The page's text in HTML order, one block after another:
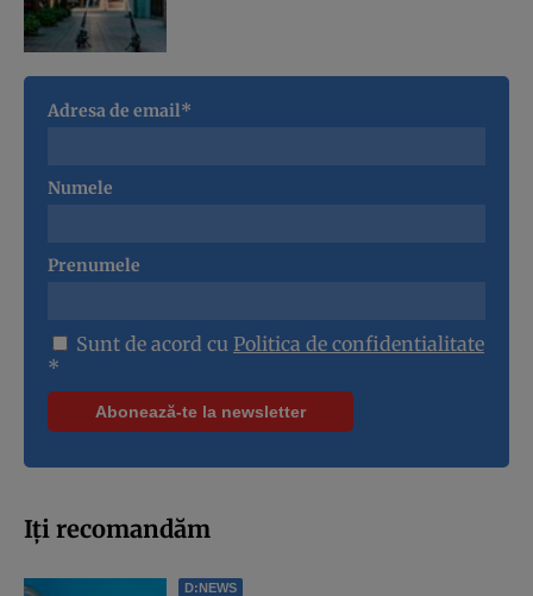
Adresa de email*
Numele
Prenumele
Sunt de acord cu Politica de confidentialitate
*
Iți recomandăm
D:NEWS